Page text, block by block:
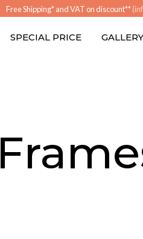
Free Shipping* and VAT on discount**
SPECIAL PRICE GALLERY